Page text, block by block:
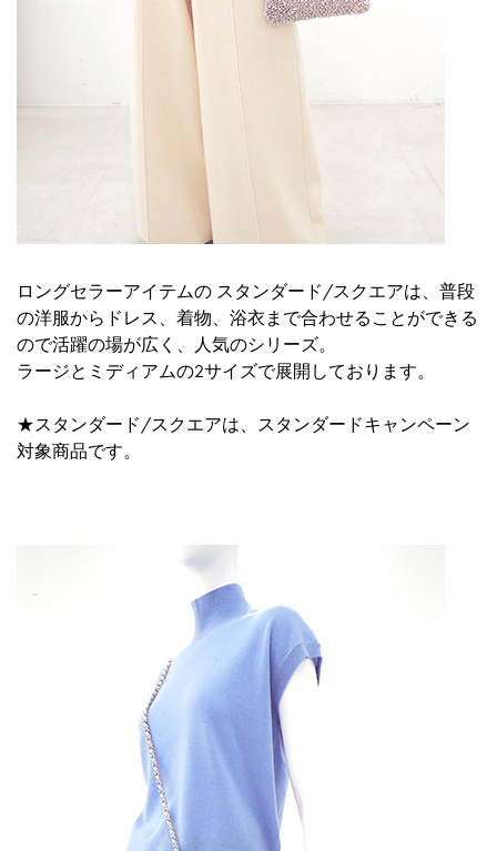
ロングセラーアイテムの スタンダード/スクエアは、普段
の洋服からドレス、着物、浴衣まで合わせることができる
ので活躍の場が広く、人気のシリーズ。
ラージとミディアムの2サイズで展開しております。
★スタンダード/スクエアは、スタンダードキャンペーン
対象商品です。